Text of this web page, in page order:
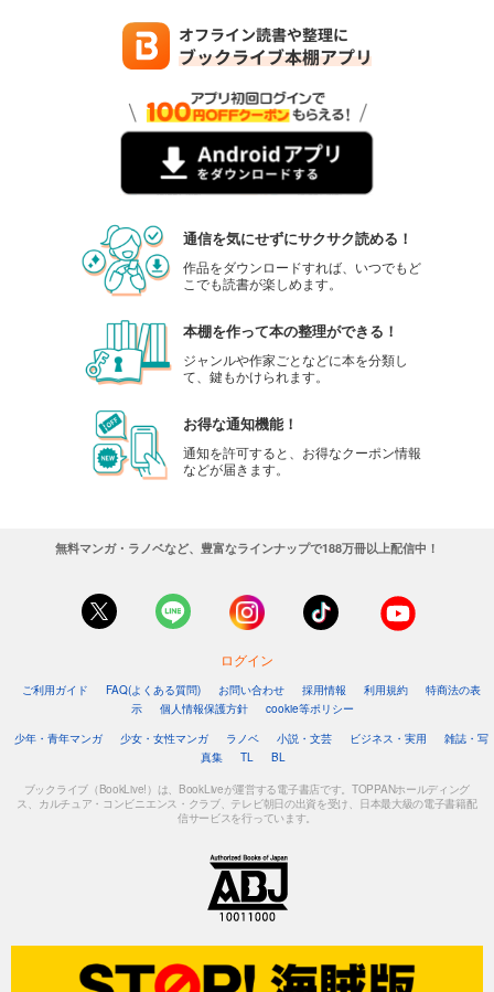
通信を気にせずにサクサク読める！
作品をダウンロードすれば、いつでもど
こでも読書が楽しめます。
本棚を作って本の整理ができる！
ジャンルや作家ごとなどに本を分類し
て、鍵もかけられます。
お得な通知機能！
通知を許可すると、お得なクーポン情報
などが届きます。
無料マンガ・ラノベなど、豊富なラインナップで188万冊以上配信中！
ログイン
ご利用ガイド FAQ(よくある質問) お問い合わせ 採用情報 利用規約
特商法の表
示
個人情報保護方針
cookie等ポリシー
少年・青年マンガ
少女・女性マンガ ラノベ 小説・文芸 ビジネス・実用
雑誌・写
真集
TL BL
ブックライブ（BookLive!）は、BookLiveが運営する電子書店です。TOPPANホールディング
ス、カルチュア・コンビニエンス・クラブ、テレビ朝日の出資を受け、日本最大級の電子書籍配
信サービスを行っています。